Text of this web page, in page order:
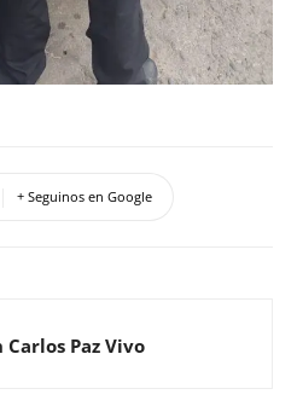
+ Seguinos en Google
Carlos Paz Vivo